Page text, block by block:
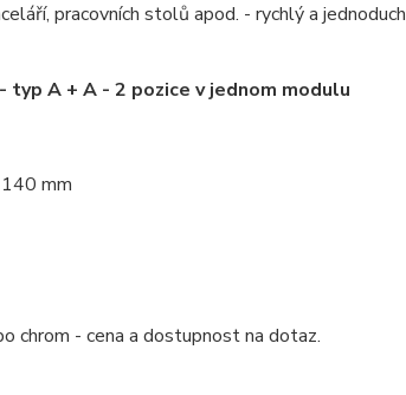
pracovních stolů apod. - rychlý a
typ A + A - 2 pozice v jednom modulu
mm
chrom - cena a dostupnost na dotaz.